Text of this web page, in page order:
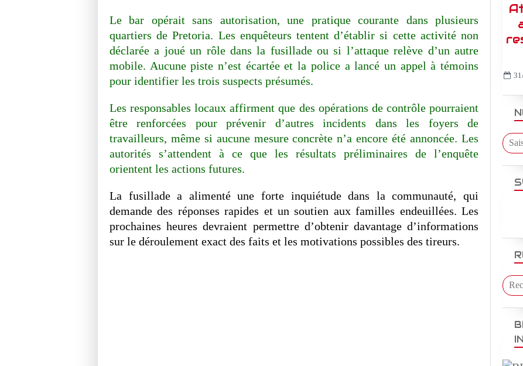
Le bar opérait sans autorisation, une pratique courante dans plusieurs
quartiers de Pretoria. Les enquêteurs tentent d’établir si cette activité non
déclarée a joué un rôle dans la fusillade ou si l’attaque relève d’un autre
mobile. Aucune piste n’est écartée et la police a lancé un appel à témoins
pour identifier les trois suspects présumés.
Les responsables locaux affirment que des opérations de contrôle pourraient
être renforcées pour prévenir d’autres incidents dans les foyers de
travailleurs, même si aucune mesure concrète n’a encore été annoncée. Les
autorités s’attendent à ce que les résultats préliminaires de l’enquête
orientent les actions futures.
La fusillade a alimenté une forte inquiétude dans la communauté, qui
demande des réponses rapides et un soutien aux familles endeuillées. Les
prochaines heures devraient permettre d’obtenir davantage d’informations
sur le déroulement exact des faits et les motivations possibles des tireurs.